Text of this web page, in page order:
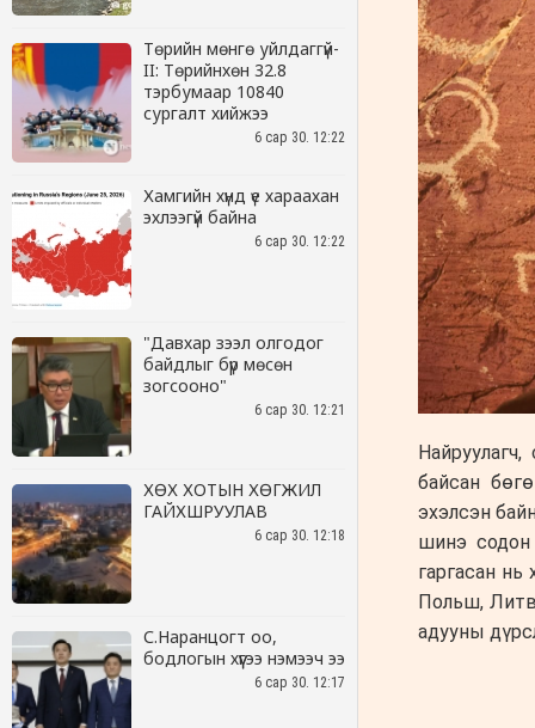
Төрийн мөнгө уйлдаггүй-
II: Төрийнхөн 32.8
тэрбумаар 10840
сургалт хийжээ
6 сар 30. 12:22
Хамгийн хүнд үе хараахан
эхлээгүй байна
6 сар 30. 12:22
"Давхар зээл олгодог
байдлыг бүр мөсөн
зогсооно"
6 сар 30. 12:21
ХӨХ ХОТЫН ХӨГЖИЛ
ГАЙХШРУУЛАВ
6 сар 30. 12:18
С.Наранцогт оо,
бодлогын хүүгээ нэмээч ээ
6 сар 30. 12:17